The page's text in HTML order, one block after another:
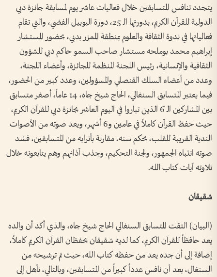
يتجدد تنافس المتسابقين خلال فعاليات عاشر يوم لمسابقة جائزة دبي
الدولية للقرآن الكريم، بدورتها الـ 25، دورة اليوبيل الفضي، والتي تقام
فعالياتها في ندوة الثقافة والعلوم بمنطقة الممزر بدبي، بحضور المستشار
إبراهيم محمد بوملحه مستشار صاحب السمو حاكم دبي للشؤون
الثقافية والإنسانية، رئيس اللجنة المنظمة للجائزة، وأعضاء اللجنة،
وعدد من أعضاء السلك القنصلي والمسؤولين، وعدد كبير من الحضور،
فيما يعتبر المتسابق السنغالي، الحاج شيخ جاه، 14 عاماً، أصغر متسابق
بين المشاركين الـ 6 الذين تباروا في اليوم العاشر بجائزة دبي للقرآن الكريم،
حيث حفظ القرآن كاملاً في عامين و6 أشهر، ويعد صوته من الأصوات
الندية القريبة للقلب، بحكم سنه، مقارنة بأترابه من المتسابقين، فشد
صوته انتباه الجمهور، ولجنة التحكيم، وجذب آذانهم وهم يتابعونه خلال
تلاوته آيات كتاب الله.
شقيقان
(البيان) التقت المتسابق السنغالي الحاج شيخ جاه، والذي أكد أن والده
يعد حافظاً للقرآن الكريم، كما لديه شقيقان يحفظان القرآن الكريم كاملاً،
إضافة إلى أن جده يعد من حفظة كتاب الله، حيث تم ترشيحه من
السنغال، بعد أن نافس عدداً كبيراً من المتسابقين، وبالتالي، تأهل إلى